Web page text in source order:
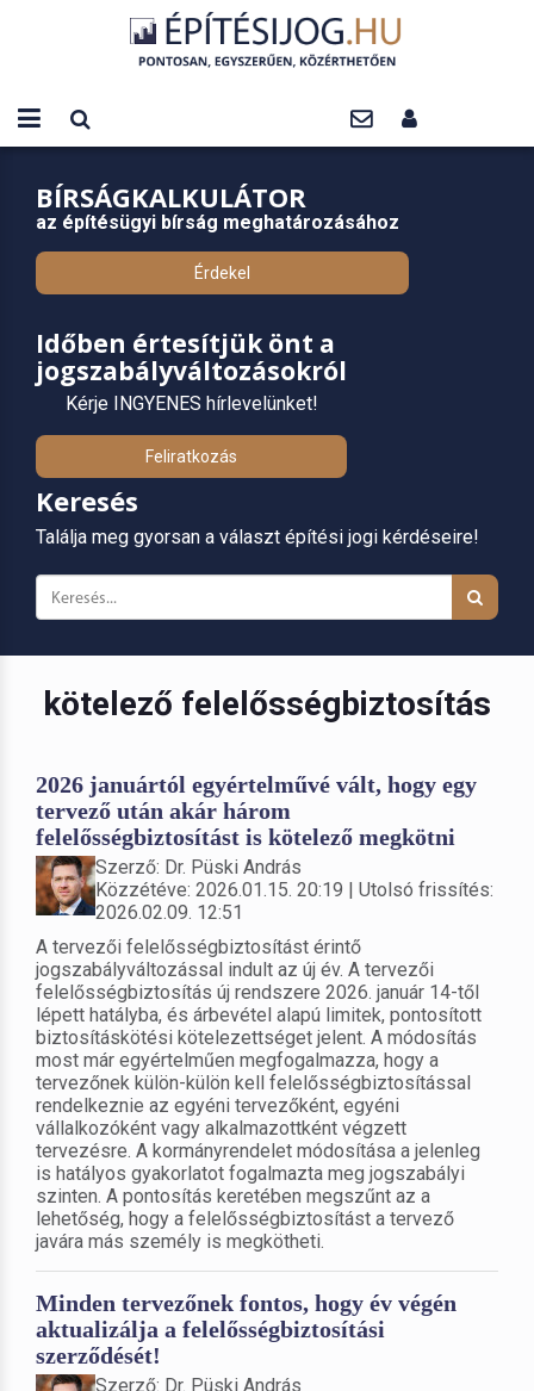
BÍRSÁGKALKULÁTOR
az építésügyi bírság meghatározásához
Érdekel
Időben értesítjük önt a
jogszabályváltozásokról
Kérje INGYENES hírlevelünket!
Feliratkozás
Keresés
Találja meg gyorsan a választ építési jogi kérdéseire!
kötelező felelősségbiztosítás
2026 januártól egyértelművé vált, hogy egy
tervező után akár három
felelősségbiztosítást is kötelező megkötni
Szerző: Dr. Püski András
Közzétéve: 2026.01.15. 20:19 | Utolsó frissítés:
2026.02.09. 12:51
A tervezői felelősségbiztosítást érintő
jogszabályváltozással indult az új év. A tervezői
felelősségbiztosítás új rendszere 2026. január 14-től
lépett hatályba, és árbevétel alapú limitek, pontosított
biztosításkötési kötelezettséget jelent. A módosítás
most már egyértelműen megfogalmazza, hogy a
tervezőnek külön-külön kell felelősségbiztosítással
rendelkeznie az egyéni tervezőként, egyéni
vállalkozóként vagy alkalmazottként végzett
tervezésre. A kormányrendelet módosítása a jelenleg
is hatályos gyakorlatot fogalmazta meg jogszabályi
szinten. A pontosítás keretében megszűnt az a
lehetőség, hogy a felelősségbiztosítást a tervező
javára más személy is megkötheti.
Minden tervezőnek fontos, hogy év végén
aktualizálja a felelősségbiztosítási
szerződését!
Szerző: Dr. Püski András